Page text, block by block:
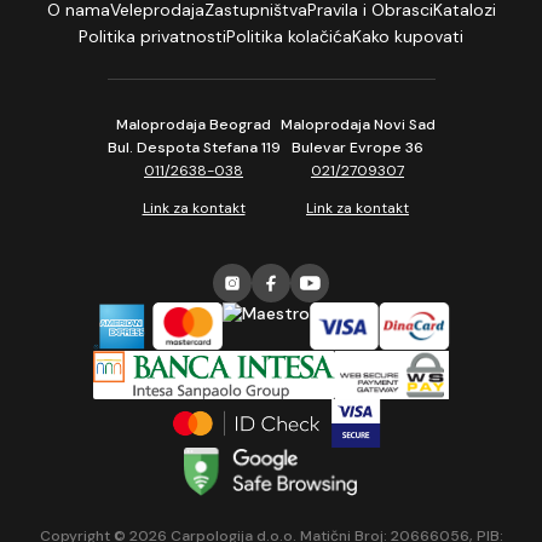
O namaVeleprodajaZastupništvaPravila i ObrasciKatalozi
Politika privatnostiPolitika kolačićaKako kupovati
Maloprodaja Beograd
Bul. Despota Stefana 119
011/2638-038
Link za kontakt
Maloprodaja Novi Sad
Bulevar Evrope 36
021/2709307
Link za kontakt
Copyright © 2026 Carpologija d.o.o. Matični Broj: 20666056, PIB: